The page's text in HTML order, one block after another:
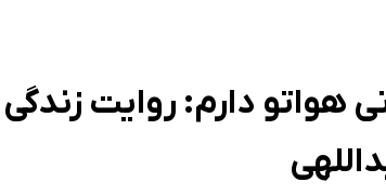
هواتو دارم: روایت